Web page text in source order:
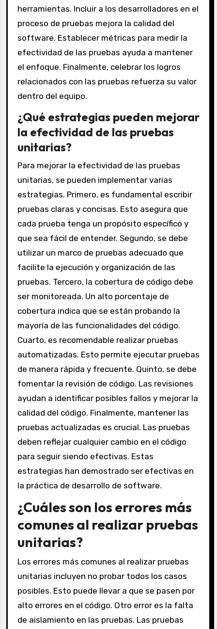
herramientas. Incluir a los desarrolladores en el
proceso de pruebas mejora la calidad del
software. Establecer métricas para medir la
efectividad de las pruebas ayuda a mantener
el enfoque. Finalmente, celebrar los logros
relacionados con las pruebas refuerza su valor
dentro del equipo.
¿Qué estrategias pueden mejorar
la efectividad de las pruebas
unitarias?
Para mejorar la efectividad de las pruebas
unitarias, se pueden implementar varias
estrategias. Primero, es fundamental escribir
pruebas claras y concisas. Esto asegura que
cada prueba tenga un propósito específico y
que sea fácil de entender. Segundo, se debe
utilizar un marco de pruebas adecuado que
facilite la ejecución y organización de las
pruebas. Tercero, la cobertura de código debe
ser monitoreada. Un alto porcentaje de
cobertura indica que se están probando la
mayoría de las funcionalidades del código.
Cuarto, es recomendable realizar pruebas
automatizadas. Esto permite ejecutar pruebas
de manera rápida y frecuente. Quinto, se debe
fomentar la revisión de código. Las revisiones
ayudan a identificar posibles fallos y mejorar la
calidad del código. Finalmente, mantener las
pruebas actualizadas es crucial. Las pruebas
deben reflejar cualquier cambio en el código
para seguir siendo efectivas. Estas
estrategias han demostrado ser efectivas en
la práctica de desarrollo de software.
¿Cuáles son los errores más
comunes al realizar pruebas
unitarias?
Los errores más comunes al realizar pruebas
unitarias incluyen no probar todos los casos
posibles. Esto puede llevar a que se pasen por
alto errores en el código. Otro error es la falta
de aislamiento en las pruebas. Las pruebas